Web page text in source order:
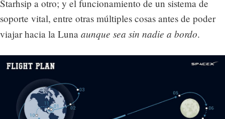
Starhsip a otro; y el funcionamiento de un sistema de
soporte vital, entre otras múltiples cosas antes de poder
viajar hacia la Luna aunque sea sin nadie a bordo.